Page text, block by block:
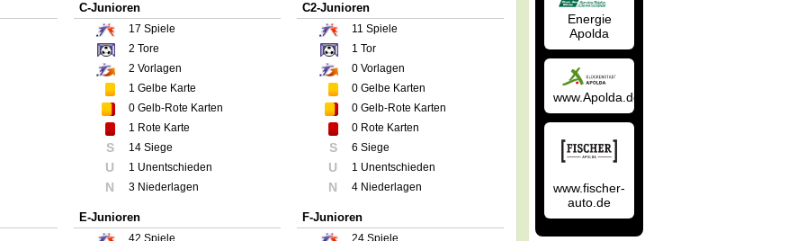
C-Junioren
17 Spiele
2 Tore
2 Vorlagen
1 Gelbe Karte
0 Gelb-Rote Karten
1 Rote Karte
S 14 Siege
U 1 Unentschieden
N 3 Niederlagen
C2-Junioren
11 Spiele
1 Tor
0 Vorlagen
0 Gelbe Karten
0 Gelb-Rote Karten
0 Rote Karten
S 6 Siege
U 1 Unentschieden
N 4 Niederlagen
E-Junioren
42 Spiele
F-Junioren
24 Spiele
Energie
Apolda
www.Apolda.de
www.fischer-
auto.de